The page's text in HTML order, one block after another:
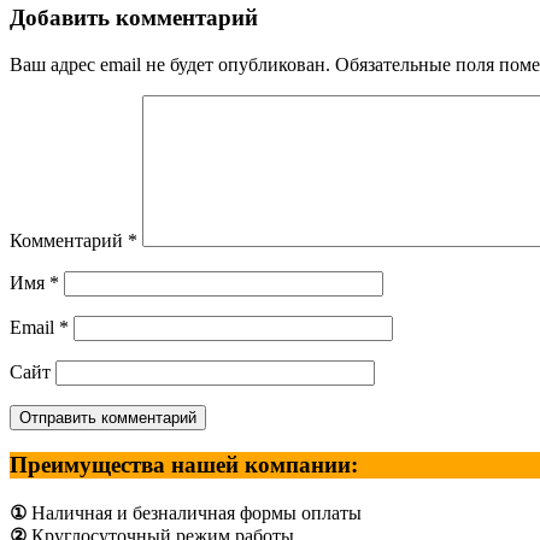
Добавить комментарий
Ваш адрес email не будет опубликован. Обязательные поля
Комментарий *
Имя *
Email *
Сайт
Преимущества нашей компании:
① Наличная и безналичная формы оплаты